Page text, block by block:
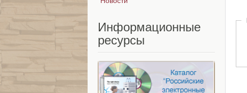
Информационные
ресурсы